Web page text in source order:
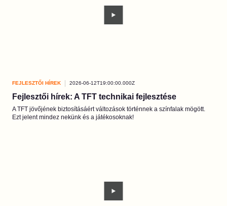
FEJLESZTŐI HÍREK 2026-06-12T19:00:00.000Z
Fejlesztői hírek: A TFT technikai fejlesztése
A TFT jövőjének biztosításáért változások történnek a színfalak mögött.
Ezt jelent mindez nekünk és a játékosoknak!